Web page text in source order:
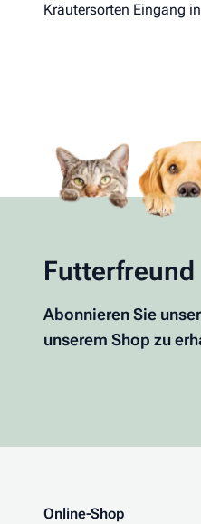
Kräutersorten Eingang
Abonnieren Sie
unserem Shop zu
Online-Shop